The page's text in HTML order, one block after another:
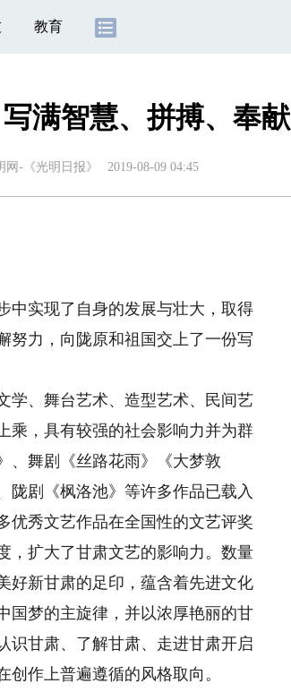
教育
满智慧、拼搏、奉献
网-《光明日报》 2019-08-09 04:45
实现了自身的发展与壮大，取得
努力，向陇原和祖国交上了一份写
、舞台艺术、造型艺术、民间艺
乘，具有较强的社会影响力并为群
、舞剧《丝路花雨》《大梦敦
陇剧《枫洛池》等许多作品已载入
优秀文艺作品在全国性的文艺评奖
，扩大了甘肃文艺的影响力。数量
好新甘肃的足印，蕴含着先进文化
国梦的主旋律，并以浓厚艳丽的甘
识甘肃、了解甘肃、走进甘肃开启
作上普遍遵循的风格取向。